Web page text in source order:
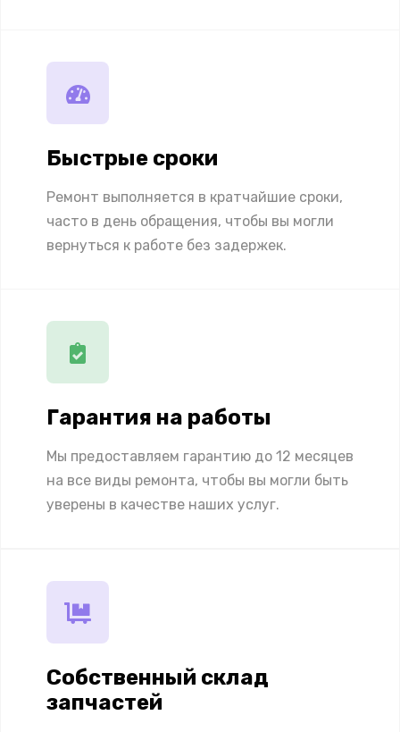
Быстрые сроки
Ремонт выполняется в кратчайшие сроки,
часто в день обращения, чтобы вы могли
вернуться к работе без задержек.
Гарантия на работы
Мы предоставляем гарантию до 12 месяцев
на все виды ремонта, чтобы вы могли быть
уверены в качестве наших услуг.
Собственный склад
запчастей